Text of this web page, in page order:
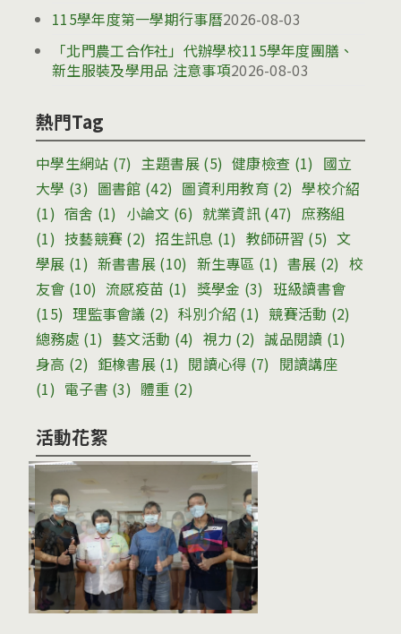
115學年度第一學期行事曆2026-08-03
「北門農工合作社」代辦學校115學年度團膳、
新生服裝及學用品 注意事項2026-08-03
熱門Tag
中學生網站 (7) 主題書展(5) 健康檢查 (1) 國立
大學 (3) 圖書館 (42) 圖資利用教育 (2) 學校介紹
(1) 宿舍 (1) 小論文 (6) 就業資訊 (47) 庶務組
(1) 技藝競賽 (2) 招生訊息 (1) 教師研習 (5) 文
學展 (1) 新書書展 (10) 新生專區 (1) 書展 (2) 校
友會 (10) 流感疫苗 (1) 獎學金 (3) 班級讀書會
(15) 理監事會議 (2) 科別介紹 (1) 競賽活動 (2)
總務處 (1) 藝文活動 (4) 視力 (2) 誠品閱讀 (1)
身高 (2) 鉅橡書展 (1) 閱讀心得 (7) 閱讀講座
(1) 電子書 (3) 體重 (2)
活動花絮